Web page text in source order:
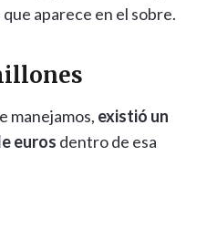
aparece en el sobre.
manejamos, existió un
euros dentro de esa